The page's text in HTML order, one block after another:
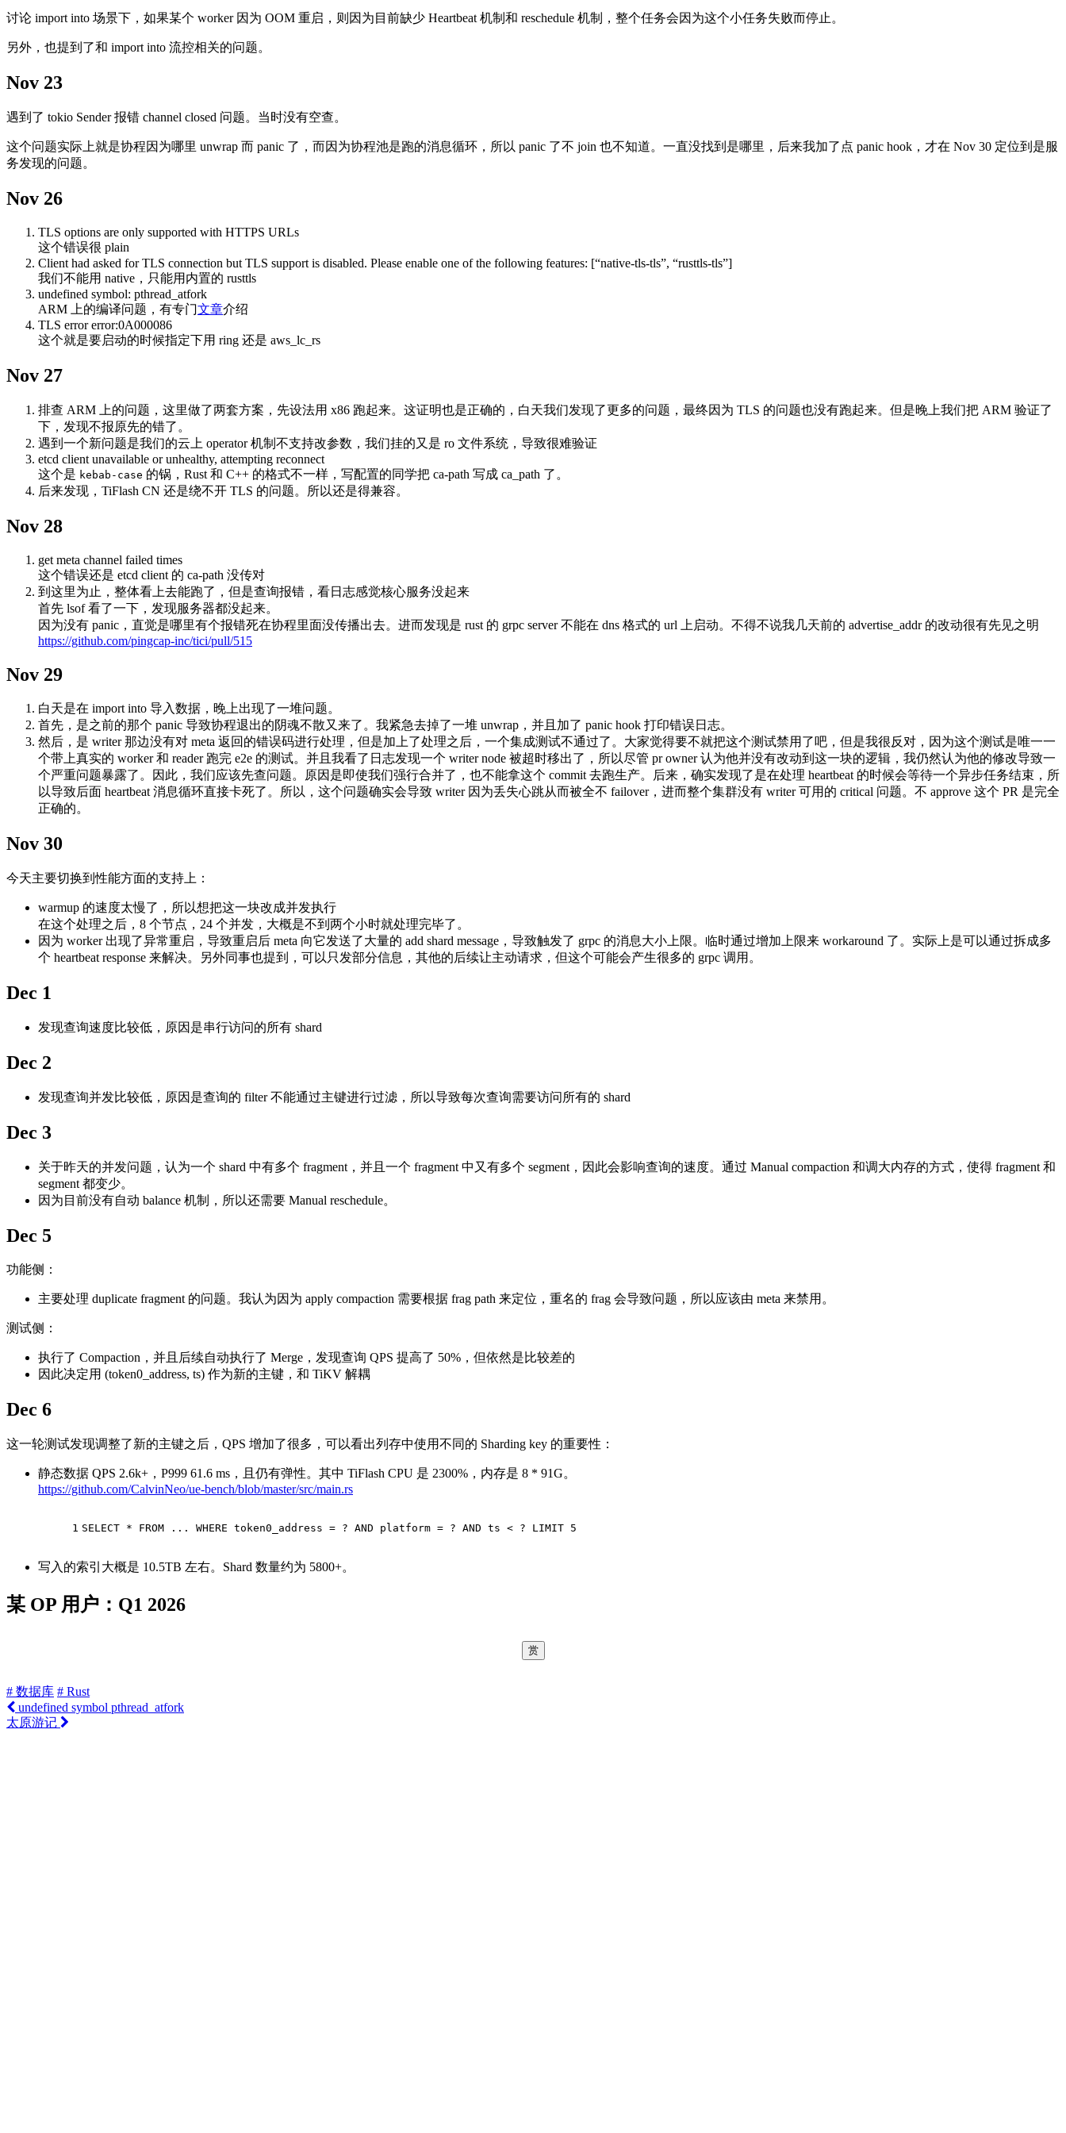
讨论 import into 场景下，如果某个 worker 因为 OOM 重启，则因为目前缺少 Heartbeat 机制和 reschedule 机制，整个任务会因为这个小任务失败而停止。
另外，也提到了和 import into 流控相关的问题。
Nov 23
遇到了 tokio Sender 报错 channel closed 问题。当时没有空查。
这个问题实际上就是协程因为哪里 unwrap 而 panic 了，而因为协程池是跑的消息循环，所以 panic 了不 join 也不知道。一直没找到是哪里，后来我加了点 panic hook，才在 Nov 30 定位到是服
务发现的问题。
Nov 26
TLS options are only supported with HTTPS URLs
这个错误很 plain
Client had asked for TLS connection but TLS support is disabled. Please enable one of the following features: [“native-tls-tls”, “rusttls-tls”]
我们不能用 native，只能用内置的 rusttls
undefined symbol: pthread_atfork
ARM 上的编译问题，有专门文章介绍
TLS error error:0A000086
这个就是要启动的时候指定下用 ring 还是 aws_lc_rs
Nov 27
排查 ARM 上的问题，这里做了两套方案，先设法用 x86 跑起来。这证明也是正确的，白天我们发现了更多的问题，最终因为 TLS 的问题也没有跑起来。但是晚上我们把 ARM 验证了
下，发现不报原先的错了。
遇到一个新问题是我们的云上 operator 机制不支持改参数，我们挂的又是 ro 文件系统，导致很难验证
etcd client unavailable or unhealthy, attempting reconnect
这个是 kebab-case 的锅，Rust 和 C++ 的格式不一样，写配置的同学把 ca-path 写成 ca_path 了。
后来发现，TiFlash CN 还是绕不开 TLS 的问题。所以还是得兼容。
Nov 28
get meta channel failed times
这个错误还是 etcd client 的 ca-path 没传对
到这里为止，整体看上去能跑了，但是查询报错，看日志感觉核心服务没起来
首先 lsof 看了一下，发现服务器都没起来。
因为没有 panic，直觉是哪里有个报错死在协程里面没传播出去。进而发现是 rust 的 grpc server 不能在 dns 格式的 url 上启动。不得不说我几天前的 advertise_addr 的改动很有先见之明
https://github.com/pingcap-inc/tici/pull/515
Nov 29
白天是在 import into 导入数据，晚上出现了一堆问题。
首先，是之前的那个 panic 导致协程退出的阴魂不散又来了。我紧急去掉了一堆 unwrap，并且加了 panic hook 打印错误日志。
然后，是 writer 那边没有对 meta 返回的错误码进行处理，但是加上了处理之后，一个集成测试不通过了。大家觉得要不就把这个测试禁用了吧，但是我很反对，因为这个测试是唯一一
个带上真实的 worker 和 reader 跑完 e2e 的测试。并且我看了日志发现一个 writer node 被超时移出了，所以尽管 pr owner 认为他并没有改动到这一块的逻辑，我仍然认为他的修改导致一
个严重问题暴露了。因此，我们应该先查问题。原因是即使我们强行合并了，也不能拿这个 commit 去跑生产。后来，确实发现了是在处理 heartbeat 的时候会等待一个异步任务结束，所
以导致后面 heartbeat 消息循环直接卡死了。所以，这个问题确实会导致 writer 因为丢失心跳从而被全不 failover，进而整个集群没有 writer 可用的 critical 问题。不 approve 这个 PR 是完全
正确的。
Nov 30
今天主要切换到性能方面的支持上：
warmup 的速度太慢了，所以想把这一块改成并发执行
在这个处理之后，8 个节点，24 个并发，大概是不到两个小时就处理完毕了。
因为 worker 出现了异常重启，导致重启后 meta 向它发送了大量的 add shard message，导致触发了 grpc 的消息大小上限。临时通过增加上限来 workaround 了。实际上是可以通过拆成多
个 heartbeat response 来解决。另外同事也提到，可以只发部分信息，其他的后续让主动请求，但这个可能会产生很多的 grpc 调用。
Dec 1
发现查询速度比较低，原因是串行访问的所有 shard
Dec 2
发现查询并发比较低，原因是查询的 filter 不能通过主键进行过滤，所以导致每次查询需要访问所有的 shard
Dec 3
关于昨天的并发问题，认为一个 shard 中有多个 fragment，并且一个 fragment 中又有多个 segment，因此会影响查询的速度。通过 Manual compaction 和调大内存的方式，使得 fragment 和
segment 都变少。
因为目前没有自动 balance 机制，所以还需要 Manual reschedule。
Dec 5
功能侧：
主要处理 duplicate fragment 的问题。我认为因为 apply compaction 需要根据 frag path 来定位，重名的 frag 会导致问题，所以应该由 meta 来禁用。
测试侧：
执行了 Compaction，并且后续自动执行了 Merge，发现查询 QPS 提高了 50%，但依然是比较差的
因此决定用 (token0_address, ts) 作为新的主键，和 TiKV 解耦
Dec 6
这一轮测试发现调整了新的主键之后，QPS 增加了很多，可以看出列存中使用不同的 Sharding key 的重要性：
静态数据 QPS 2.6k+，P999 61.6 ms，且仍有弹性。其中 TiFlash CPU 是 2300%，内存是 8 * 91G。
https://github.com/CalvinNeo/ue-bench/blob/master/src/main.rs
1 SELECT * FROM ... WHERE token0_address = ? AND platform = ? AND ts < ? LIMIT 5
写入的索引大概是 10.5TB 左右。Shard 数量约为 5800+。
某 OP 用户：Q1 2026
赏
# 数据库 # Rust
undefined symbol pthread_atfork
太原游记